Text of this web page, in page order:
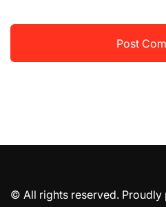
© All rights reserved. Proudly